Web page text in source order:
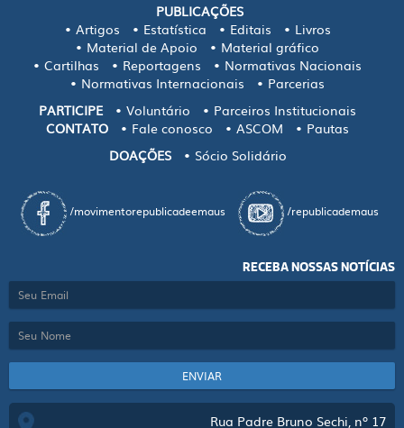
PUBLICAÇÕES
Artigos
Estatística Editais
Livros
Material de Apoio
Material gráfico
Cartilhas
Reportagens
Normativas Nacionais
Normativas Internacionais
Parcerias
PARTICIPE
Voluntário
Parceiros Institucionais
CONTATO
Fale conosco ASCOM
Pautas
DOAÇÕES
Sócio Solidário
/movimentorepublicadeemaus /republicademaus
RECEBA NOSSAS NOTÍCIAS
ENVIAR
Rua Padre Bruno Sechi, nº 17